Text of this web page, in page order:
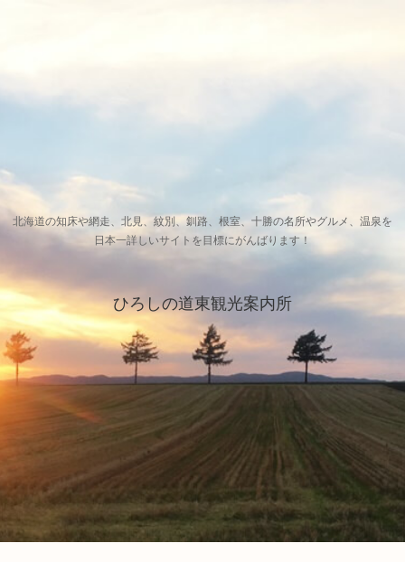
北海道の知床や網走、北見、紋別、釧路、根室、十勝の名所やグルメ、温泉を
日本一詳しいサイトを目標にがんばります！
ひろしの道東観光案内所